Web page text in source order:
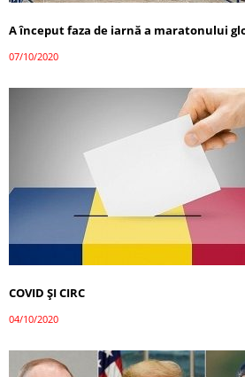
A început faza de iarnă a maratonului
07/10/2020
COVID ȘI CIRC
04/10/2020